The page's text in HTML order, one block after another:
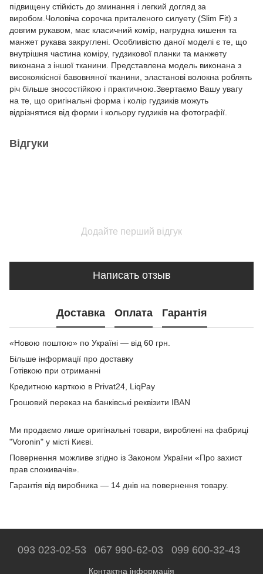
підвищену стійкість до зминання і легкий догляд за
виробом.Чоловіча сорочка приталеного силуету (Slim Fit) з
довгим рукавом, має класичний комір, нагрудна кишеня та
манжет рукава закруглені. Особливістю даної моделі є те, що
внутрішня частина коміру, гудзикової планки та манжету
виконана з іншої тканини. Представлена модель виконана з
високоякісної бавовняної тканини, эластанові волокна роблять
річ більше зносостійкою і практичною.Звертаємо Вашу увагу
на те, що оригінальні форма і колір гудзиків можуть
відрізнятися від форми і кольору гудзиків на фотографії.
Відгуки
Додайте перший відгук
Написать отзыв
Доставка Оплата Гарантія
«Новою поштою» по Україні — від 60 грн.
Більше інформації про доставку
Готівкою при отриманні
Кредитною карткою в Privat24, LiqPay
Грошовий переказ на банківські реквізити IBAN
Ми продаємо лише оригінальні товари, вироблені на фабриці
"Voronin" у місті Києві.
Повернення можливе згідно із Законом України «Про захист
прав споживачів».
Гарантія від виробника — 14 днів на повернення товару.
093 023-02-53 067 990-62-03 099 600-32-43
Контактна інформація